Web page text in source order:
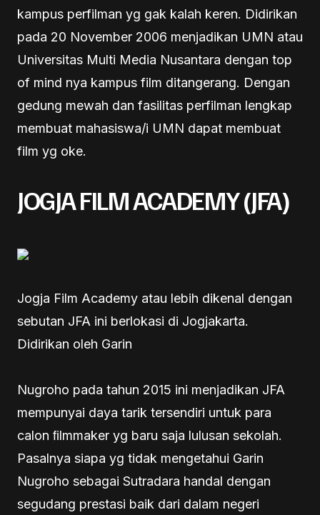
kampus perfilman yg gak kalah keren. Didirikan
pada 20 November 2006 menjadikan UMN atau
Universitas Multi Media Nusantara dengan top
of mind nya kampus film ditangerang. Dengan
gedung mewah dan fasilitas perfilman lengkap
membuat mahasiswa/i UMN dapat membuat
film yg oke.
JOGJA FILM ACADEMY (JFA)
Jogja Film Academy atau lebih dikenal dengan
sebutan JFA ini berlokasi di Jogjakarta.
Didirikan oleh Garin
Nugroho pada tahun 2015 ini menjadikan JFA
mempunyai daya tarik tersendiri untuk para
calon ﬁlmmaker yg baru saja lulusan sekolah.
Pasalnya siapa yg tidak mengetahui Garin
Nugroho sebagai Sutradara handal dengan
segudang prestasi baik dari dalam negeri